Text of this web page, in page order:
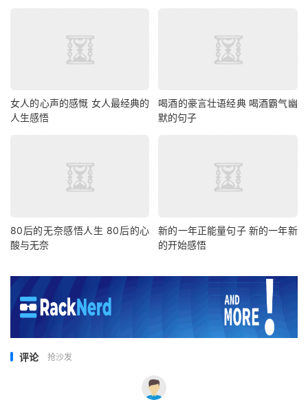
女人的心声的感慨 女人最经典的
人生感悟
喝酒的豪言壮语经典 喝酒霸气幽
默的句子
80后的无奈感悟人生 80后的心
酸与无奈
新的一年正能量句子 新的一年新
的开始感悟
评论 抢沙发